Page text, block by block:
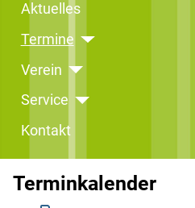
Aktuelles
Termine
Verein
Service
Kontakt
Terminkalender